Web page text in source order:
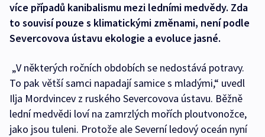
více případů kanibalismu mezi ledními medvědy. Zda
to souvisí pouze s klimatickými změnami, není podle
Severcovova ústavu ekologie a evoluce jasné.
„V některých ročních obdobích se nedostává potravy.
To pak větší samci napadají samice s mladými,“ uvedl
Ilja Mordvincev z ruského Severcovova ústavu. Běžně
lední medvědi loví na zamrzlých mořích ploutvonožce,
jako jsou tuleni. Protože ale Severní ledový oceán nyní